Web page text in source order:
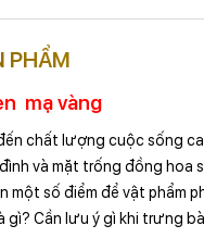
PHẨM
mạ vàng
chất lượng cuộc sống
và mặt trống đồng
một số điểm để vật phẩm
Cần lưu ý gì khi trưng